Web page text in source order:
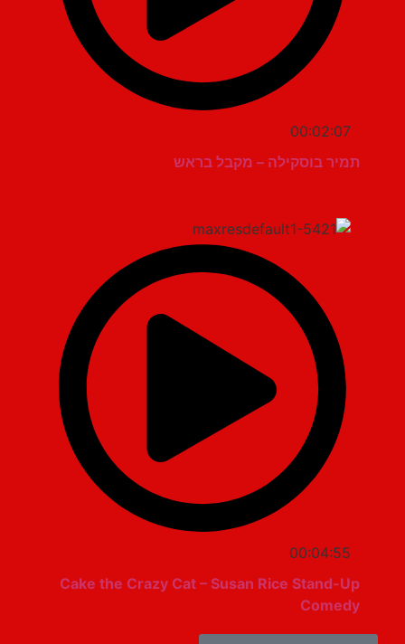
00:02:07
תמיר בוסקילה – מקבל בראש
00:04:55
Cake the Crazy Cat – Susan Rice Stand-Up
Comedy